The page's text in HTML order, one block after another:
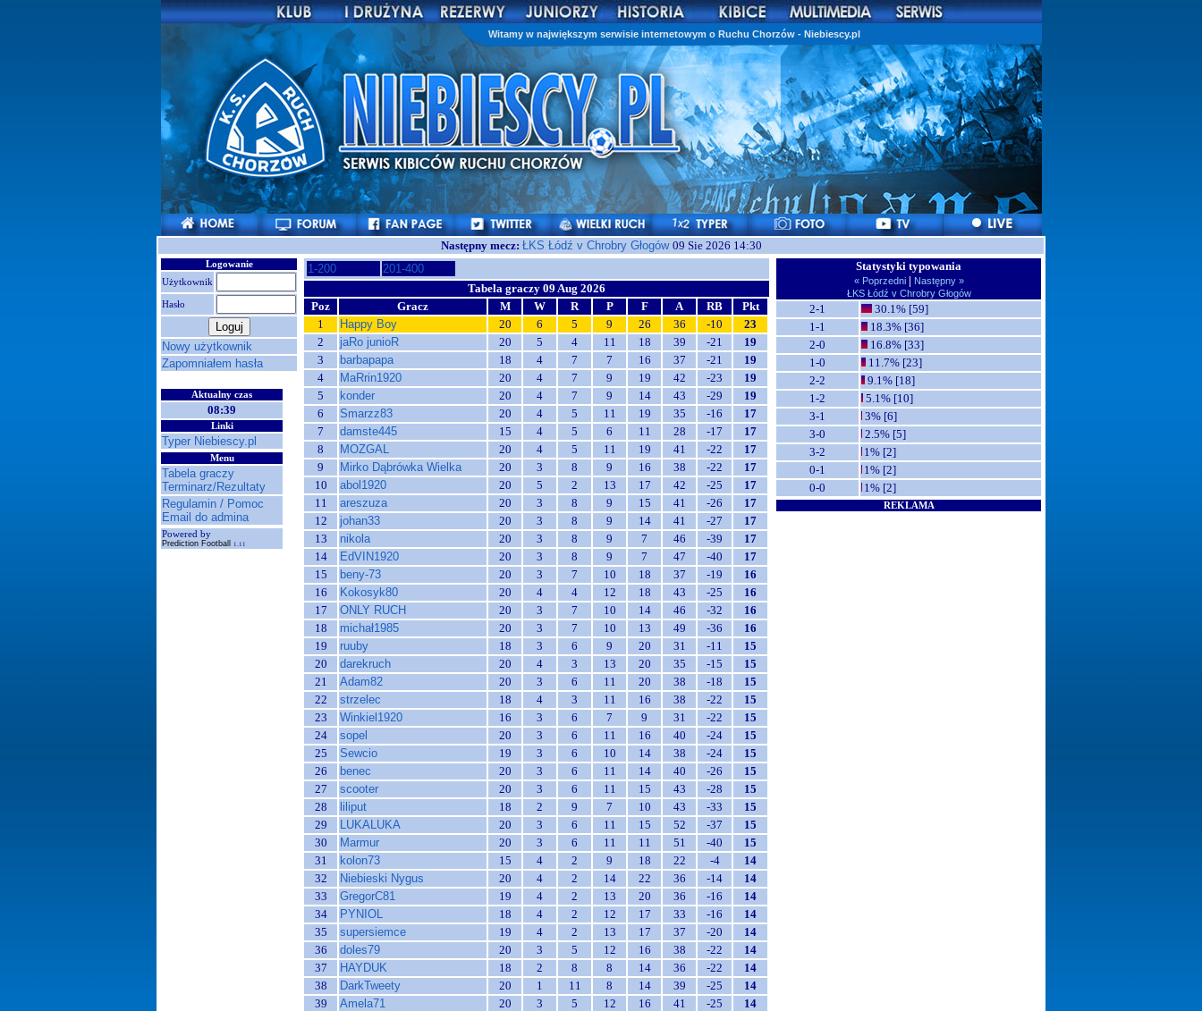
Witamy w największym serwisie internetowym o Ruchu Chorzów - Niebiescy.pl
Następny mecz: ŁKS Łódź v Chrobry Głogów 09 Sie 2026 14:30
Logowanie
Użytkownik
Hasło
Nowy użytkownik
Zapomniałem hasła
Aktualny czas
08:39
Linki
Typer Niebiescy.pl
Menu
Tabela graczy
Terminarz/Rezultaty
Regulamin / Pomoc
Email do admina
Powered by
Prediction Football 1.11
1-200
201-400
Tabela graczy 09 Aug 2026
Poz
Gracz M W R P F A RB
Pkt
1
Happy Boy 20 6 5 9 26 36 -10
23
2
jaRo junioR 20 5 4 11 18 39 -21
19
3
barbapapa 18 4 7 7 16 37 -21
19
4
MaRrin1920 20 4 7 9 19 42 -23
19
5
konder 20 4 7 9 14 43 -29
19
6
Smarzz83 20 4 5 11 19 35 -16
17
7
damste445 15 4 5 6 11 28 -17
17
8
MOZGAL 20 4 5 11 19 41 -22
17
9
Mirko Dąbrówka Wielka 20 3 8 9 16 38 -22
17
10
abol1920 20 5 2 13 17 42 -25
17
11
areszuza 20 3 8 9 15 41 -26
17
12
johan33 20 3 8 9 14 41 -27
17
13
nikola 20 3 8 9 7 46 -39
17
14
EdVIN1920 20 3 8 9 7 47 -40
17
15
beny-73 20 3 7 10 18 37 -19
16
16
Kokosyk80 20 4 4 12 18 43 -25
16
17
ONLY RUCH 20 3 7 10 14 46 -32
16
18
michał1985 20 3 7 10 13 49 -36
16
19
ruuby 18 3 6 9 20 31 -11
15
20
darekruch 20 4 3 13 20 35 -15
15
21
Adam82 20 3 6 11 20 38 -18
15
22
strzelec 18 4 3 11 16 38 -22
15
23
Winkiel1920 16 3 6 7 9 31 -22
15
24
sopel 20 3 6 11 16 40 -24
15
25
Sewcio 19 3 6 10 14 38 -24
15
26
benec 20 3 6 11 14 40 -26
15
27
scooter 20 3 6 11 15 43 -28
15
28
liliput 18 2 9 7 10 43 -33
15
29
LUKALUKA 20 3 6 11 15 52 -37
15
30
Marmur 20 3 6 11 11 51 -40
15
31
kolon73 15 4 2 9 18 22 -4
14
32
Niebieski Nygus 20 4 2 14 22 36 -14
14
33
GregorC81 19 4 2 13 20 36 -16
14
34
PYNIOL 18 4 2 12 17 33 -16
14
35
supersiemce 19 4 2 13 17 37 -20
14
36
doles79 20 3 5 12 16 38 -22
14
37
HAYDUK 18 2 8 8 14 36 -22
14
38
DarkTweety 20 1 11 8 14 39 -25
14
39
Amela71 20 3 5 12 16 41 -25
14
Statystyki typowania
« Poprzedni | Następny »
ŁKS Łódź v Chrobry Głogów
2-1
30.1% [59]
1-1
18.3% [36]
2-0
16.8% [33]
1-0
11.7% [23]
2-2
9.1% [18]
1-2
5.1% [10]
3-1
3% [6]
3-0
2.5% [5]
3-2
1% [2]
0-1
1% [2]
0-0
1% [2]
REKLAMA